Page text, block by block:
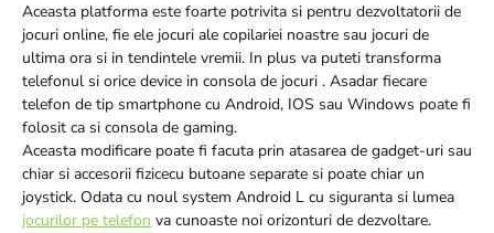
Aceasta platforma este foarte potrivita si pentru dezvoltatorii de
jocuri online, fie ele jocuri ale copilariei noastre sau jocuri de
ultima ora si in tendintele vremii. In plus va puteti transforma
telefonul si orice device in consola de jocuri . Asadar fiecare
telefon de tip smartphone cu Android, IOS sau Windows poate fi
folosit ca si consola de gaming.
Aceasta modificare poate fi facuta prin atasarea de gadget-uri sau
chiar si accesorii fizicecu butoane separate si poate chiar un
joystick. Odata cu noul system Android L cu siguranta si lumea
jocurilor pe telefon va cunoaste noi orizonturi de dezvoltare.